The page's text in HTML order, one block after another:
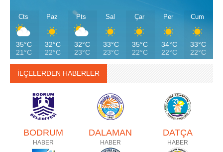
Cts
35°C
21°C
Paz
32°C
22°C
Pts
32°C
23°C
Sal
33°C
23°C
Çar
35°C
22°C
Per
34°C
22°C
Cum
33°C
22°C
İLÇELERDEN HABERLER
BODRUM
HABER
DALAMAN
HABER
DATÇA
HABER